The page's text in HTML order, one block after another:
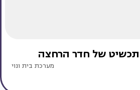
של חדר הרחצה
מערכת בית ונוי